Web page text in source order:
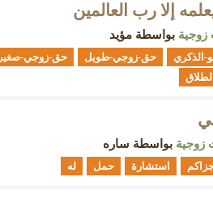
إلا رب العالمين
زوجية بواسطة مؤيد
الذكري حق-زوجي-طويل
حق-زوجي-صغير
الطلاق
زوجية بواسطة ساره
استشارة حمل له